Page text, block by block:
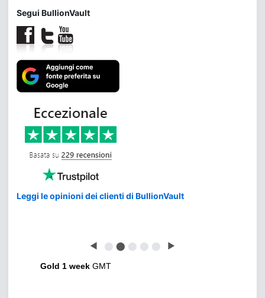
Segui BullionVault
Leggi le opinioni dei clienti di BullionVault
◀ ⬤ ⬤ ⬤ ⬤ ⬤ ▶
Gold 1 week GMT